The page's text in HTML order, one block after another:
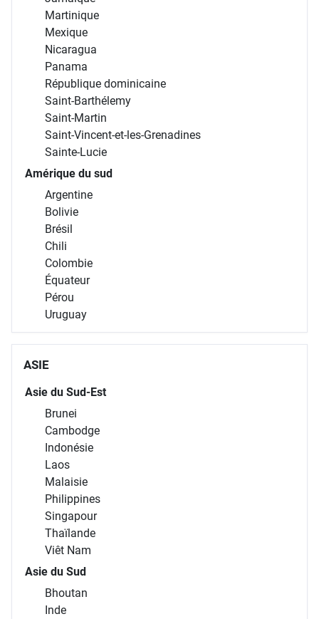
Martinique
Mexique
Nicaragua
Panama
République dominicaine
Saint-Barthélemy
Saint-Martin
Saint-Vincent-et-les-Grenadines
Sainte-Lucie
Amérique du sud
Argentine
Bolivie
Brésil
Chili
Colombie
Équateur
Pérou
Uruguay
ASIE
Asie du Sud-Est
Brunei
Cambodge
Indonésie
Laos
Malaisie
Philippines
Singapour
Thaïlande
Viêt Nam
Asie du Sud
Bhoutan
Inde